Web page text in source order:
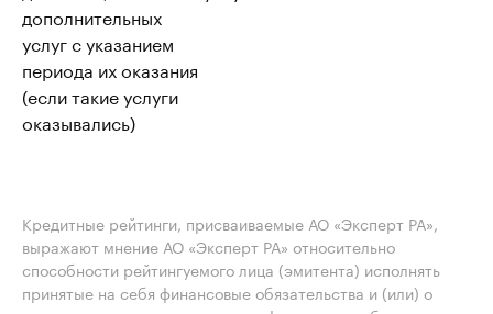
дополнительных
услуг с указанием
периода их оказания
(если такие услуги
оказывались)
Кредитные рейтинги, присваиваемые АО «Эксперт РА»,
выражают мнение АО «Эксперт РА» относительно
способности рейтингуемого лица (эмитента) исполнять
принятые на себя финансовые обязательства и (или) о